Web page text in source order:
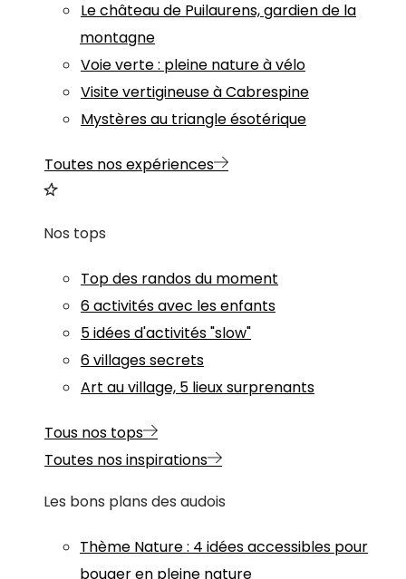
Le château de Puilaurens, gardien de la
montagne
Voie verte : pleine nature à vélo
Visite vertigineuse à Cabrespine
Mystères au triangle ésotérique
Toutes nos expériences
Nos tops
Top des randos du moment
6 activités avec les enfants
5 idées d'activités "slow"
6 villages secrets
Art au village, 5 lieux surprenants
Tous nos tops
Toutes nos inspirations
Les bons plans des audois
Thème Nature: 4 idées accessibles pour
bouger en pleine nature